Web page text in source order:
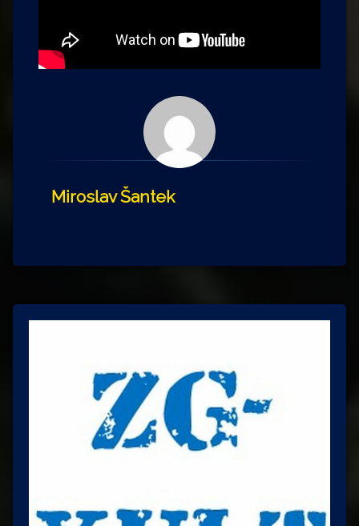
Miroslav Šantek